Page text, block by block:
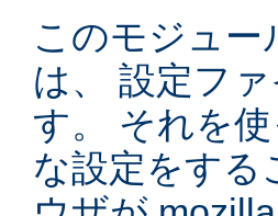
このモジュ
は、 設定フ
す。 それを
な設定をする